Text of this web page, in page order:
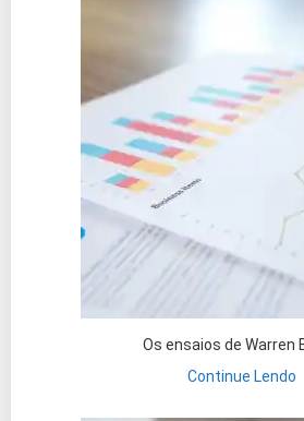
Os ensaios de Warren
Continue Lendo